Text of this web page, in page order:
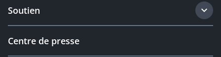
Soutien
Centre de presse